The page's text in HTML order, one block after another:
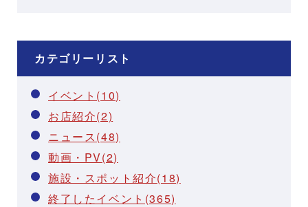
カテゴリーリスト
イベント(10)
お店紹介(2)
ニュース(48)
動画・PV(2)
施設・スポット紹介(18)
終了したイベント(365)